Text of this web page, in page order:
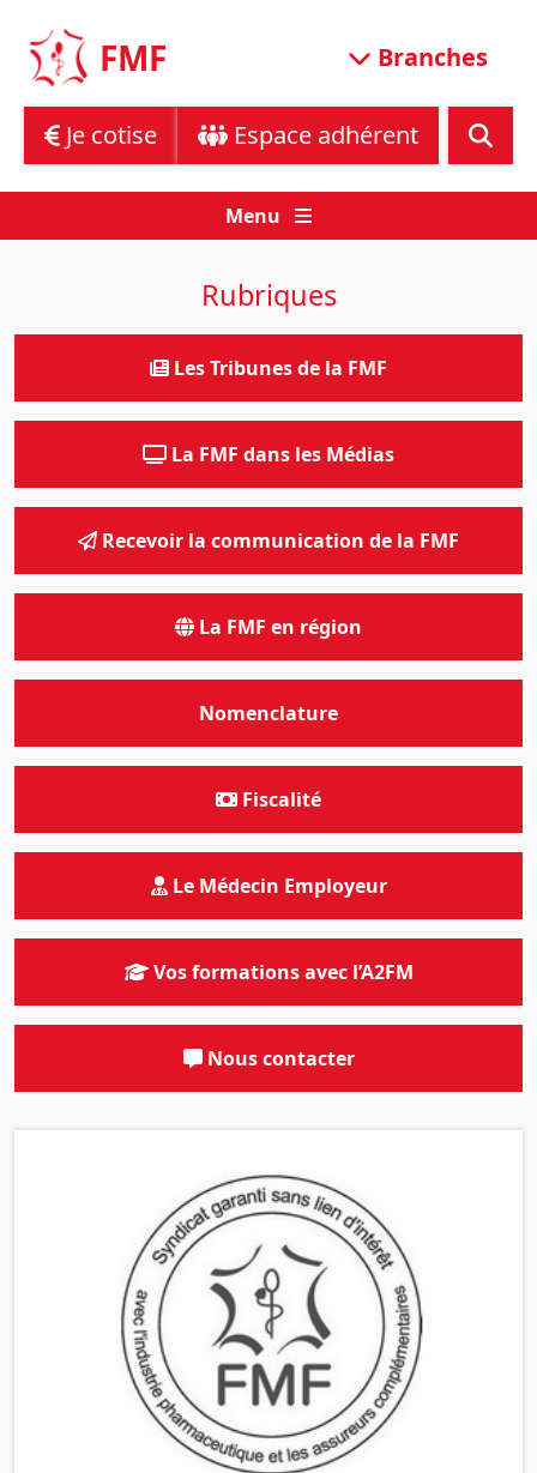
content
FMF Branches
Je cotise Espace adhérent
Menu
Rubriques
Les Tribunes de la FMF
La FMF dans les Médias
Recevoir la communication de la FMF
La FMF en région
Nomenclature
Fiscalité
Le Médecin Employeur
Vos formations avec l’A2FM
Nous contacter